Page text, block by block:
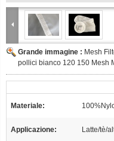
Grande immagine : Mesh
pollici bianco 120 150 Mesh
Materiale:
Applicazione: Latte/tè/